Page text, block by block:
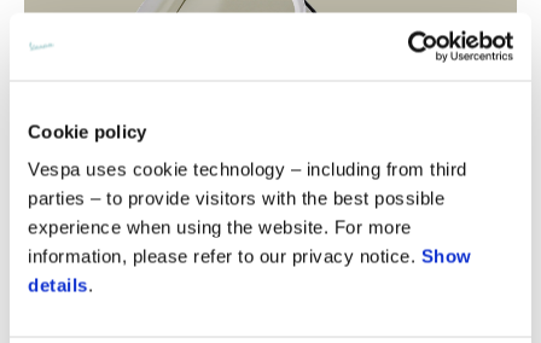
Cookie policy
Vespa uses cookie technology – including from third
parties – to provide visitors with the best possible
experience when using the website. For more
information, please refer to our privacy notice. Show
details.